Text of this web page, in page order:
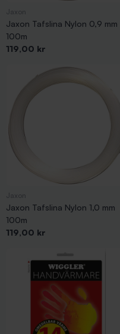
Jaxon Tafslina Nylon 0,9 mm
100m
Pris
119,00 kr
Jaxon Tafslina Nylon 1,0 mm
100m
Pris
119,00 kr